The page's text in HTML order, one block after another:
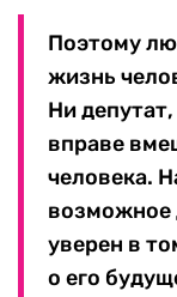
Поэтому
жизнь
Ни
вправе
человека.
возможное
уверен в
о его